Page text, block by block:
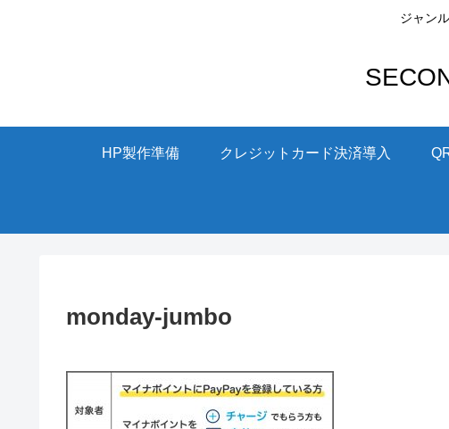
ジャン
HP製作準備 クレジットカード決済導入
monday-jumbo